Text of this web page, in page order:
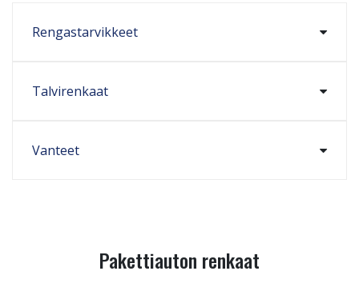
Rengastarvikkeet
Talvirenkaat
Vanteet
Pakettiauton renkaat